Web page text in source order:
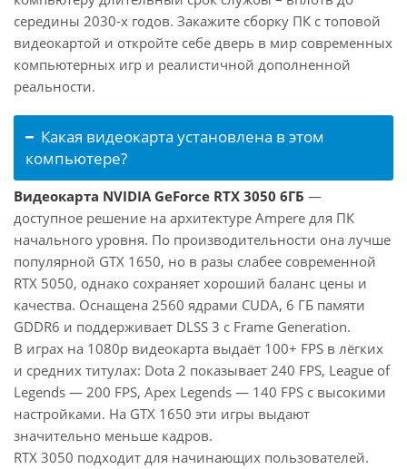
середины 2030-х годов. Закажите сборку ПК с топовой
видеокартой и откройте себе дверь в мир современных
компьютерных игр и реалистичной дополненной
реальности.
Какая видеокарта установлена в этом
компьютере?
Видеокарта NVIDIA GeForce RTX 3050 6ГБ —
доступное решение на архитектуре Ampere для ПК
начального уровня. По производительности она лучше
популярной GTX 1650, но в разы слабее современной
RTX 5050, однако сохраняет хороший баланс цены и
качества. Оснащена 2560 ядрами CUDA, 6 ГБ памяти
GDDR6 и поддерживает DLSS 3 с Frame Generation.
В играх на 1080p видеокарта выдаёт 100+ FPS в лёгких
и средних титулах: Dota 2 показывает 240 FPS, League of
Legends — 200 FPS, Apex Legends — 140 FPS с высокими
настройками. На GTX 1650 эти игры выдают
значительно меньше кадров.
RTX 3050 подходит для начинающих пользователей.